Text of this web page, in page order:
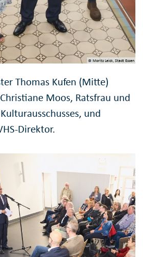
© Moritz Leick, Stadt Essen
Thomas Kufen (Mitte)
Moos, Ratsfrau und
und
Direktor.